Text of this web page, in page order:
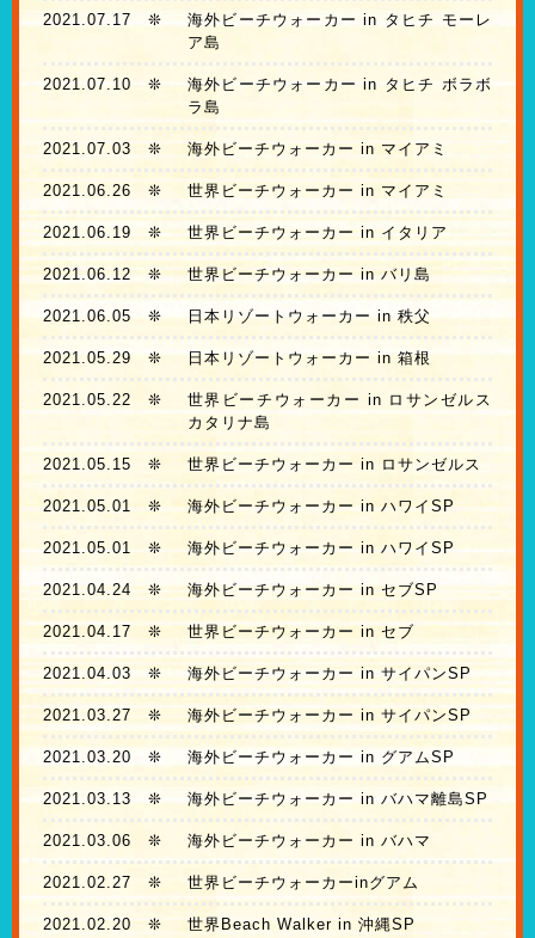
2021.07.17 ❊
海外ビーチウォーカー in タヒチ モーレ
ア島
2021.07.10 ❊
海外ビーチウォーカー in タヒチ ボラボ
ラ島
2021.07.03 ❊ 海外ビーチウォーカー in マイアミ
2021.06.26 ❊ 世界ビーチウォーカー in マイアミ
2021.06.19 ❊ 世界ビーチウォーカー in イタリア
2021.06.12❊ 世界ビーチウォーカー in バリ島
2021.06.05 ❊ 日本リゾートウォーカー in 秩父
2021.05.29 ❊ 日本リゾートウォーカー in 箱根
2021.05.22 ❊
世界ビーチウォーカー in ロサンゼルス
カタリナ島
2021.05.15 ❊ 世界ビーチウォーカー in ロサンゼルス
2021.05.01❊ 海外ビーチウォーカー in ハワイSP
2021.05.01❊ 海外ビーチウォーカー in ハワイSP
2021.04.24 ❊ 海外ビーチウォーカー in セブSP
2021.04.17 ❊ 世界ビーチウォーカー in セブ
2021.04.03❊ 海外ビーチウォーカー in サイパンSP
2021.03.27 ❊ 海外ビーチウォーカー in サイパンSP
2021.03.20 ❊ 海外ビーチウォーカー in グアムSP
2021.03.13 ❊ 海外ビーチウォーカー in バハマ離島SP
2021.03.06 ❊ 海外ビーチウォーカー in バハマ
2021.02.27 ❊ 世界ビーチウォーカーinグアム
2021.02.20 ❊ 世界Beach Walker in 沖縄SP